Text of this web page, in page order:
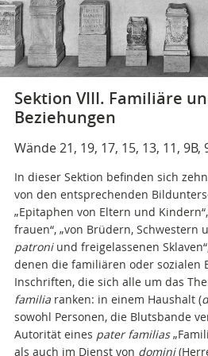
Sektion VIII. Familiäre
Beziehungen
Wände 21, 19, 17, 15, 13, 11, 9B,
In dieser Sektion befinden sich
von den entsprechenden
„Epitaphen von Eltern und
frauen“, „von Brüdern, Schwestern
patroniund freigelassenen
denen die familiären oder sozialen
Inschriften, die sich alle um das
familiaranken: in einem Haushalt (
sowohl Personen, die Blutsbande
Autorität eines pater familias
als auch im Dienst von domini